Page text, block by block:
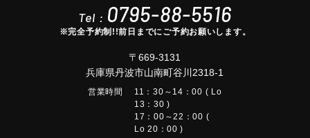
Tel : 0795-88-5516
※完全予約制!!前日までにご予約お願いします。
〒669-3131
兵庫県丹波市山南町谷川2318-1
営業時間
11：30～14：00 ( Lo
13：30 )
17：00～22：00 (
Lo 20：00 )